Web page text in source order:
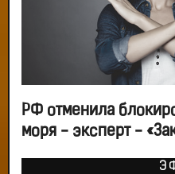
РФ отменила
моря - эксперт -